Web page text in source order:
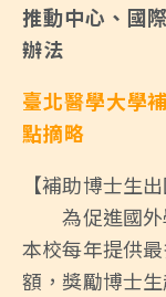
推動中心、國
辦法
臺北醫學大學
點摘略
【補助博士生出
為促進國外
本校每年提供
額，獎勵博士